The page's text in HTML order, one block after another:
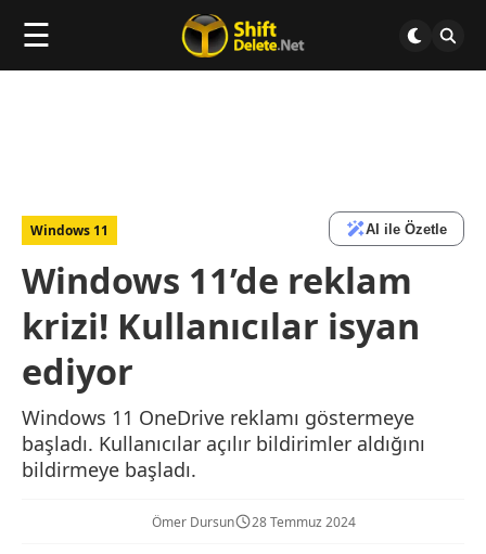
☰
Windows 11 AI ile Özetle
Windows 11’de reklam
krizi! Kullanıcılar isyan
ediyor
Windows 11 OneDrive reklamı göstermeye
başladı. Kullanıcılar açılır bildirimler aldığını
bildirmeye başladı.
Ömer Dursun 28 Temmuz 2024